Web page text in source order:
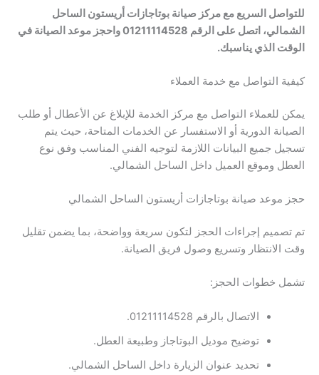
للتواصل السريع مع مركز صيانة بوتاجازات أريستون الساحل
الشمالي، اتصل على الرقم 01211114528 واحجز موعد الصيانة في
الوقت الذي يناسبك.
كيفية التواصل مع خدمة العملاء
يمكن للعملاء التواصل مع مركز الخدمة للإبلاغ عن الأعطال أو طلب
الصيانة الدورية أو الاستفسار عن الخدمات المتاحة، حيث يتم
تسجيل جميع البيانات اللازمة لتوجيه الفني المناسب وفق نوع
العطل وموقع العميل داخل الساحل الشمالي.
حجز موعد صيانة بوتاجازات أريستون الساحل الشمالي
تم تصميم إجراءات الحجز لتكون سريعة وواضحة، بما يضمن تقليل
وقت الانتظار وتسريع وصول فريق الصيانة.
تشمل خطوات الحجز:
الاتصال بالرقم 01211114528.
توضيح موديل البوتاجاز وطبيعة العطل.
تحديد عنوان الزيارة داخل الساحل الشمالي.